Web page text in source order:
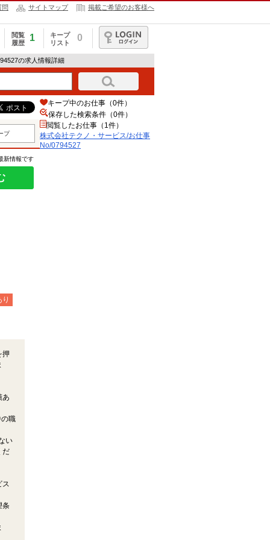
問 サイトマップ 掲載ご希望のお客様へ
閲覧
履歴
1
キープ
リスト
0
ログイン
の求人情報詳細
プ
新情報です
押
あ
職
い
だ
ス
条
キープ中のお仕事（0件）
保存した検索条件（0件）
閲覧したお仕事（1件）
株式会社テクノ・サービス/お仕事
No/0794527